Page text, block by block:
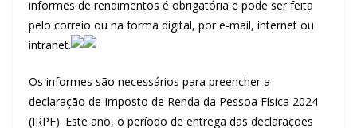
informes de rendimentos é obrigatória e pode ser feita
pelo correio ou na forma digital, por e-mail, internet ou
intranet.
Os informes são necessários para preencher a
declaração de Imposto de Renda da Pessoa Física 2024
(IRPF). Este ano, o período de entrega das declarações